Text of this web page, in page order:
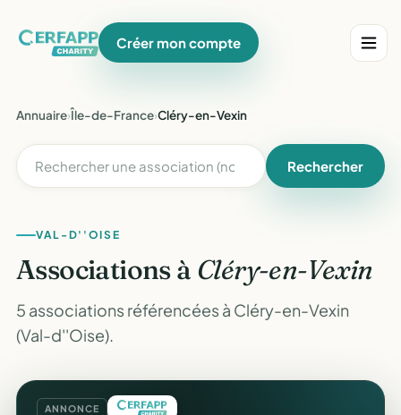
Créer mon compte
Annuaire›Île-de-France›Cléry-en-Vexin
Rechercher
VAL-D''OISE
Associations à Cléry-en-Vexin
5 associations référencées à Cléry-en-Vexin
(Val-d''Oise).
ANNONCE